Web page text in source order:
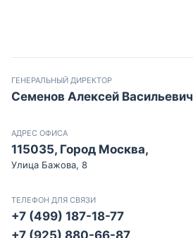
ГЕНЕРАЛЬНЫЙ ДИРЕКТОР
Семенов Алексей Васильевич
АДРЕС ОФИСА
115035, Город Москва,
Улица Бажова, 8
ТЕЛЕФОН ДЛЯ СВЯЗИ
+7 (499) 187-18-77
+7 (925) 880-66-87